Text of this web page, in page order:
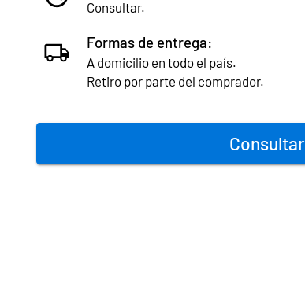
Consultar.
Formas de entrega:
A domicilio en todo el país.
Retiro por parte del comprador.
Consultar